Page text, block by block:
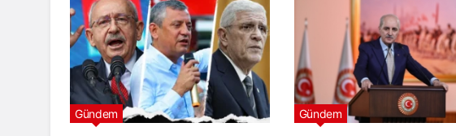
Gündem Gündem